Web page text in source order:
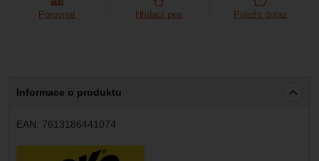
návštěv a zdroje návštěv našich internetových stránek.
Marketingové
Marketingové
abychom vás neobtěžovali nevhodnou
reklamou.
abychom vám mohli zobrazit vhodné obsahy nebo reklamy
Porovnat Hlídací pes Položit dotaz
Informace o produktu
EAN: 7613186441074